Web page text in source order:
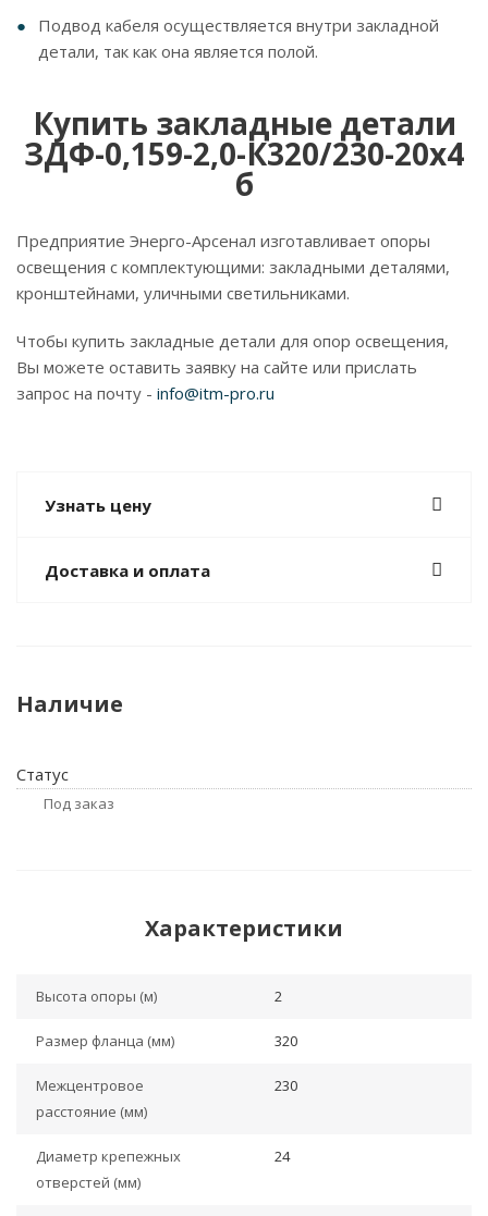
Подвод кабеля осуществляется внутри закладной
детали, так как она является полой.
Купить закладные детали
ЗДФ-0,159-2,0-К320/230-20х4
б
Предприятие Энерго-Арсенал изготавливает опоры
освещения с комплектующими: закладными деталями,
кронштейнами, уличными светильниками.
Чтобы купить закладные детали для опор освещения,
Вы можете оставить заявку на сайте или прислать
запрос на почту - info@itm-pro.ru
Узнать цену
Доставка и оплата
Наличие
Статус
Под заказ
Характеристики
Высота опоры (м) 2
Размер фланца (мм) 320
Межцентровое
расстояние (мм)
230
Диаметр крепежных
отверстей (мм)
24